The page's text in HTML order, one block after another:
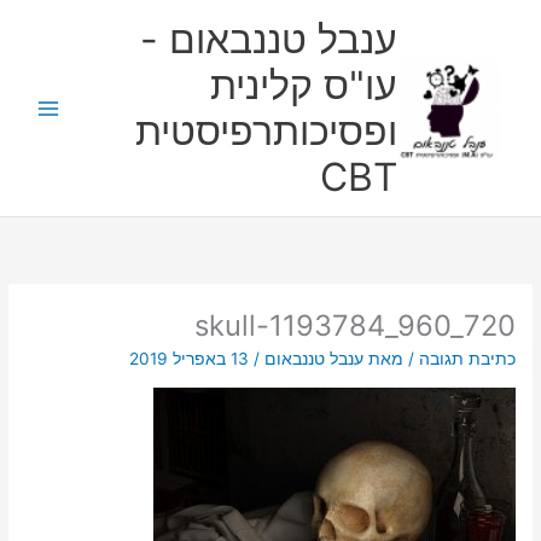
ענבל טננבאום -
עו"ס קלינית
ופסיכותרפיסטית
CBT
skull-1193784_960_720
כתיבת תגובה / מאתענבל טננבאום/ 13 באפריל 2019